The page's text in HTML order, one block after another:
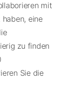
mit
eine
zu finden
Sie die